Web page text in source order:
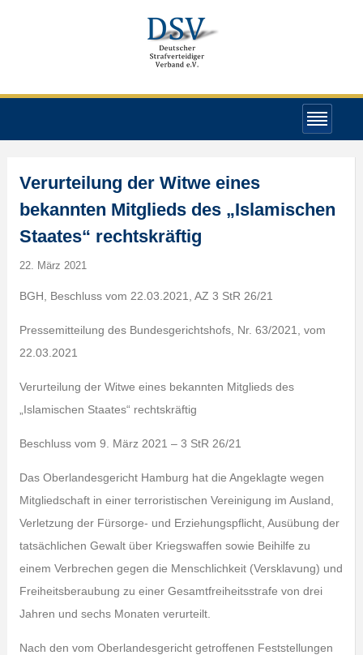
Verurteilung der Witwe eines
bekannten Mitglieds des „Islamischen
Staates“ rechtskräftig
22. März 2021
BGH, Beschluss vom 22.03.2021, AZ 3 StR 26/21
Pressemitteilung des Bundesgerichtshofs, Nr. 63/2021, vom
22.03.2021
Verurteilung der Witwe eines bekannten Mitglieds des
„Islamischen Staates“ rechtskräftig
Beschluss vom 9. März 2021 – 3 StR 26/21
Das Oberlandesgericht Hamburg hat die Angeklagte wegen
Mitgliedschaft in einer terroristischen Vereinigung im Ausland,
Verletzung der Fürsorge- und Erziehungspflicht, Ausübung der
tatsächlichen Gewalt über Kriegswaffen sowie Beihilfe zu
einem Verbrechen gegen die Menschlichkeit (Versklavung) und
Freiheitsberaubung zu einer Gesamtfreiheitsstrafe von drei
Jahren und sechs Monaten verurteilt.
Nach den vom Oberlandesgericht getroffenen Feststellungen